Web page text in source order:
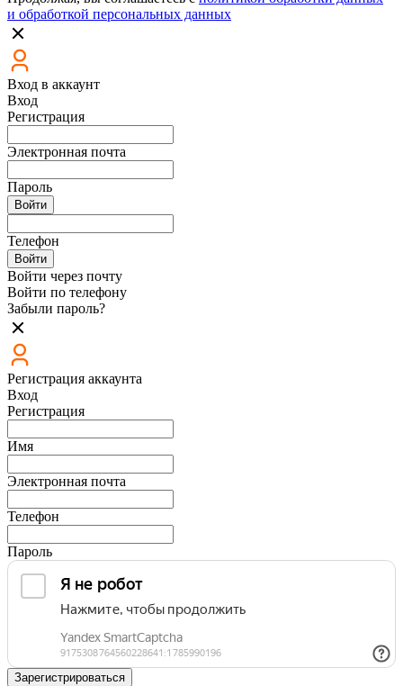
и обработкой персональных данных
Вход в аккаунт
Вход
Регистрация
Электронная почта
Пароль
Войти
Телефон
Войти
Войти через почту
Войти по телефону
Забыли пароль?
Регистрация аккаунта
Вход
Регистрация
Имя
Электронная почта
Телефон
Пароль
Зарегистрироваться